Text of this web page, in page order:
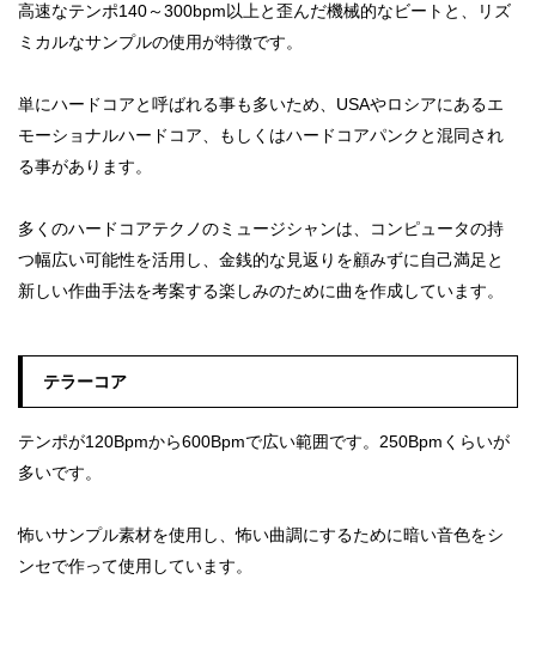
高速なテンポ140～300bpm以上と歪んだ機械的なビートと、リズ
ミカルなサンプルの使用が特徴です。
単にハードコアと呼ばれる事も多いため、USAやロシアにあるエ
モーショナルハードコア、もしくはハードコアパンクと混同され
る事があります。
多くのハードコアテクノのミュージシャンは、コンピュータの持
つ幅広い可能性を活用し、金銭的な見返りを顧みずに自己満足と
新しい作曲手法を考案する楽しみのために曲を作成しています。
テラーコア
テンポが120Bpmから600Bpmで広い範囲です。250Bpmくらいが
多いです。
怖いサンプル素材を使用し、怖い曲調にするために暗い音色をシ
ンセで作って使用しています。